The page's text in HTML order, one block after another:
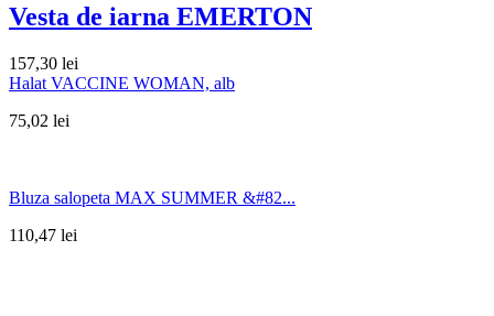
Vesta de iarna EMERTON
157,30 lei
Halat VACCINE WOMAN, alb
75,02 lei
Bluza salopeta MAX SUMMER &#82...
110,47 lei